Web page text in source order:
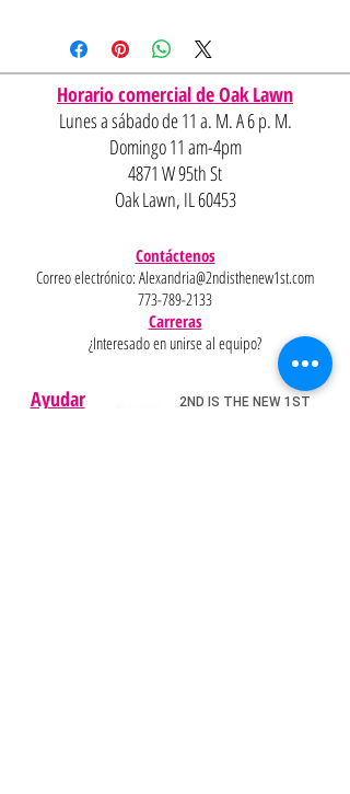
Horario comercial de Oak Lawn
Lunes a sábado de 11 a. M. A 6 p. M.
Domingo 11 am-4pm
4871 W 95th St
Oak Lawn, IL 60453
Contáctenos
Correo electrónico: Alexandria@2ndisthenew1st.com
773-789-2133
Carreras
¿Interesado en unirse al equipo?
Ayudar